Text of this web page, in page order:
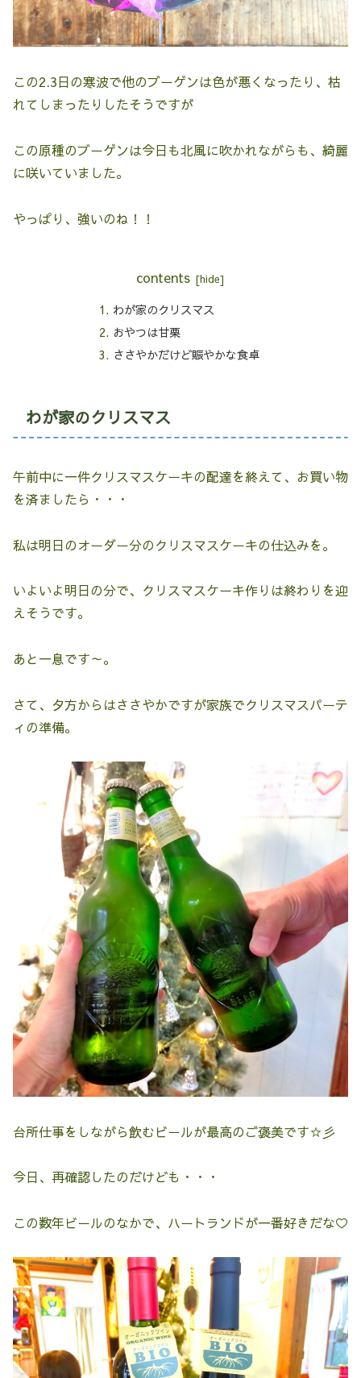
この2.3日の寒波で他のブーゲンは色が悪くなったり、枯
れてしまったりしたそうですが
この原種のブーゲンは今日も北風に吹かれながらも、綺麗
に咲いていました。
やっぱり、強いのね！！
contents
わが家のクリスマス
おやつは甘栗
ささやかだけど賑やかな食卓
わが家のクリスマス
午前中に一件クリスマスケーキの配達を終えて、お買い物
を済ましたら・・・
私は明日のオーダー分のクリスマスケーキの仕込みを。
いよいよ明日の分で、クリスマスケーキ作りは終わりを迎
えそうです。
あと一息です～。
さて、夕方からはささやかですが家族でクリスマスパーテ
ィの準備。
台所仕事をしながら飲むビールが最高のご褒美です☆彡
今日、再確認したのだけども・・・
この数年ビールのなかで、ハートランドが一番好きだな♡